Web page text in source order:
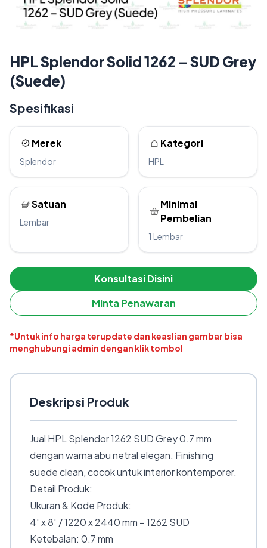
HPL Splendor Solid 1262 – SUD Grey
(Suede)
Spesifikasi
Merek
Splendor
Kategori
HPL
Satuan
Lembar
Minimal
Pembelian
1 Lembar
Konsultasi Disini
Minta Penawaran
*Untuk info harga terupdate dan keaslian gambar bisa
menghubungi admin dengan klik tombol
Deskripsi Produk
Jual HPL Splendor 1262 SUD Grey 0.7 mm
dengan warna abu netral elegan. Finishing
suede clean, cocok untuk interior kontemporer.
Detail Produk:
Ukuran & Kode Produk:
4′ x 8′ / 1220 x 2440 mm – 1262 SUD
Ketebalan: 0.7 mm